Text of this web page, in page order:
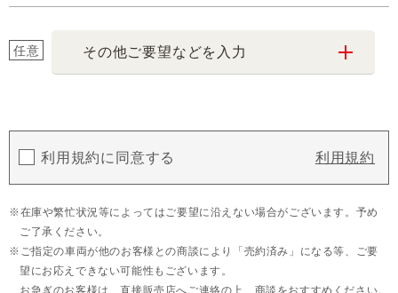
任意 その他ご要望などを入力
利用規約に同意する 利用規約
在庫や繁忙状況等によってはご要望に沿えない場合がございます。予め
ご了承ください。
ご指定の車両が他のお客様との商談により「売約済み」になる等、ご要
望にお応えできない可能性もございます。
お急ぎのお客様は、直接販売店へご連絡の上、商談をおすすめください。